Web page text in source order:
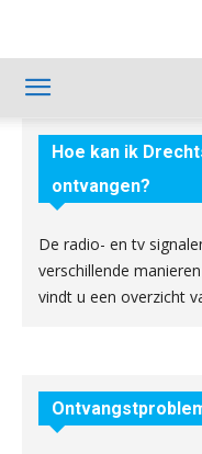
Hoe kan ik
ontvangen?
De radio- en tv
verschillende
vindt u een overzicht